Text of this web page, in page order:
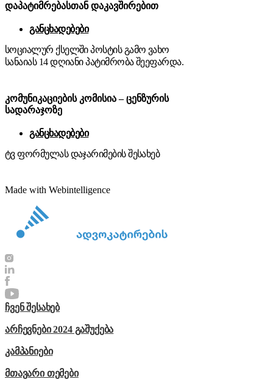
დაპატიმრებასთან დაკავშირებით
განცხადებები
სოციალურ ქსელში პოსტის გამო ვახო
სანაიას 14 დღიანი პატიმრობა შეეფარდა.
კომუნიკაციების კომისია – ცენზურის
სადარაჯოზე
განცხადებები
ტვ ფორმულას დაჯარიმების შესახებ
Made with Webintelligence
ჩვენ შესახებ
არჩევნები 2024 გაშუქება
კამპანიები
მთავარი თემები